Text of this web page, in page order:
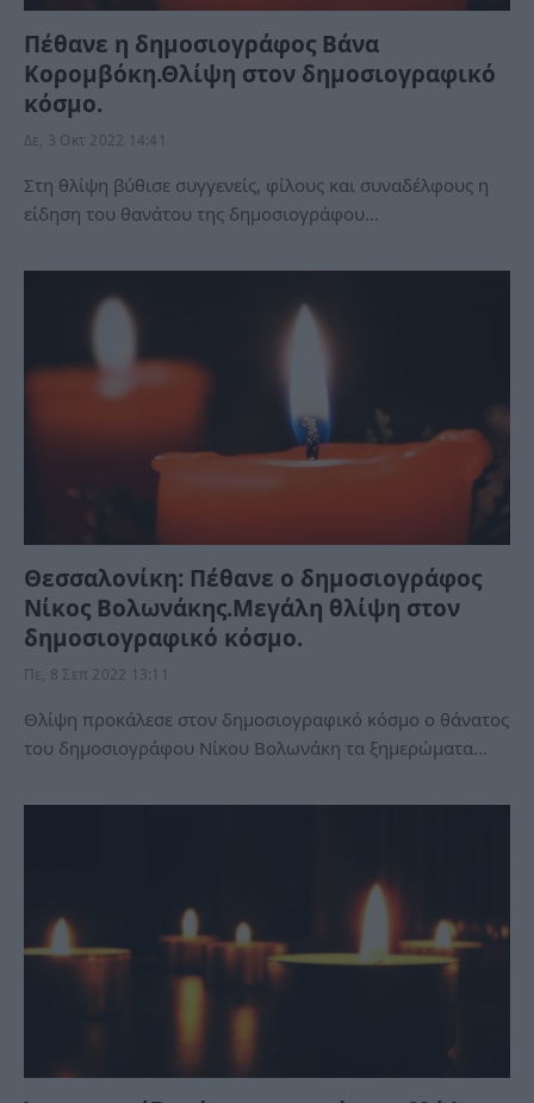
Πέθανε η δημοσιογράφος Βάνα
Κορομβόκη.Θλίψη στον δημοσιογραφικό
κόσμο.
Δε, 3 Οκτ 2022 14:41
Στη θλίψη βύθισε συγγενείς, φίλους και συναδέλφους η
είδηση του θανάτου της δημοσιογράφου…
Θεσσαλονίκη: Πέθανε ο δημοσιογράφος
Νίκος Βολωνάκης.Μεγάλη θλίψη στον
δημοσιογραφικό κόσμο.
Πε, 8 Σεπ 2022 13:11
Θλίψη προκάλεσε στον δημοσιογραφικό κόσμο ο θάνατος
του δημοσιογράφου Νίκου Βολωνάκη τα ξημερώματα…